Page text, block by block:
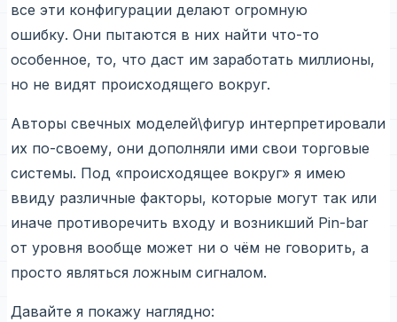
все эти конфигурации делают огромную
ошибку. Они пытаются в них найти что-то
особенное, то, что даст им заработать миллионы,
но не видят происходящего вокруг.
Авторы свечных моделей\фигур интерпретировали
их по-своему, они дополняли ими свои торговые
системы. Под «происходящее вокруг» я имею
ввиду различные факторы, которые могут так или
иначе противоречить входу и возникший Pin-bar
от уровня вообще может ни о чём не говорить, а
просто являться ложным сигналом.
Давайте я покажу наглядно: